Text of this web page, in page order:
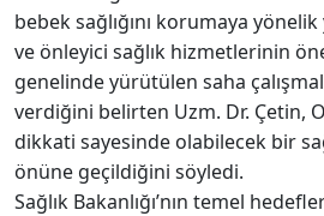
bebek sağlığını korumaya
ve önleyici sağlık hizmetlerinin
genelinde yürütülen saha
verdiğini belirten Uzm. Dr. Çetin,
dikkati sayesinde olabilecek bir
önüne geçildiğini söyledi.
Sağlık Bakanlığı’nın temel